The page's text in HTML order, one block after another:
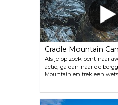
Cradle Mountain
Als je op zoek bent naar
actie, ga dan naar de
Mountain en trek een
Canyons organiseert